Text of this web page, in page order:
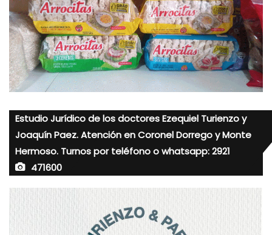
Estudio Jurídico de los doctores Ezequiel Turienzo y
Joaquín Paez. Atención en Coronel Dorrego y Monte
Hermoso. Turnos por teléfono o whatsapp: 2921
471600